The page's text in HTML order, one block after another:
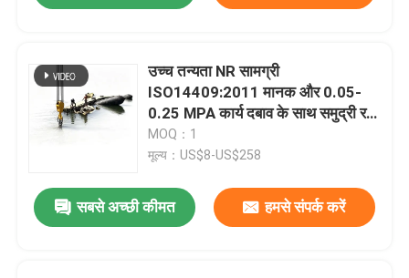
उच्च तन्यता NR सामग्री
ISO14409:2011 मानक और 0.05-
0.25 MPA कार्य दबाव के साथ समुद्री रबर
एयरबैग
MOQ：1
मूल्य：US$8-US$258
सबसे अच्छी कीमत हमसे संपर्क करें